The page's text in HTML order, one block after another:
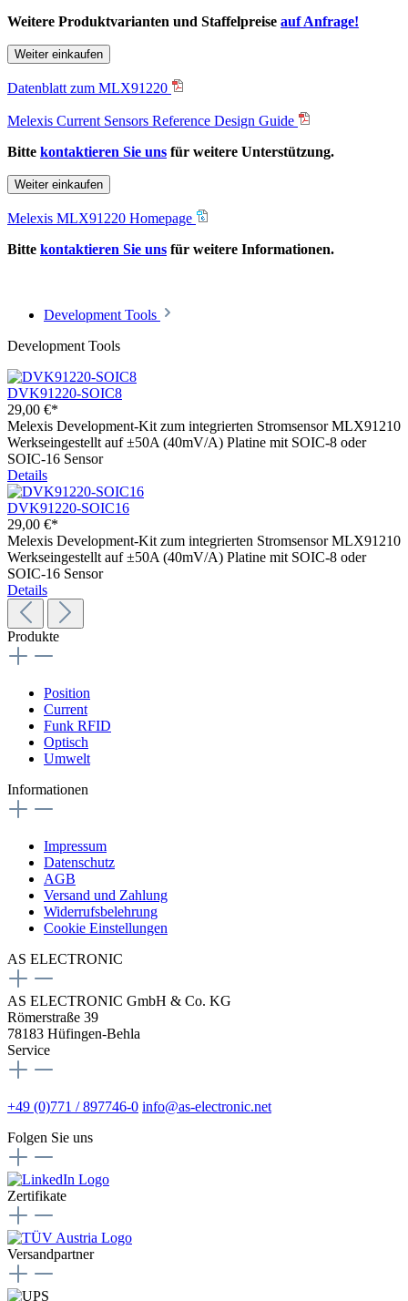
Weitere Produktvarianten und Staffelpreise auf Anfrage!
Weiter einkaufen
Datenblatt zum MLX91220
Melexis Current Sensors Reference Design Guide
Bitte kontaktieren Sie uns für weitere Unterstützung.
Weiter einkaufen
Melexis MLX91220 Homepage
Bitte kontaktieren Sie uns für weitere Informationen.
Development Tools
Development Tools
DVK91220-SOIC8
29,00 €*
Melexis Development-Kit zum integrierten Stromsensor MLX91210
Werkseingestellt auf ±50A (40mV/A) Platine mit SOIC-8 oder
SOIC-16 Sensor
Details
DVK91220-SOIC16
29,00 €*
Melexis Development-Kit zum integrierten Stromsensor MLX91210
Werkseingestellt auf ±50A (40mV/A) Platine mit SOIC-8 oder
SOIC-16 Sensor
Details
Produkte
Position
Current
Funk RFID
Optisch
Umwelt
Informationen
Impressum
Datenschutz
AGB
Versand und Zahlung
Widerrufsbelehrung
Cookie Einstellungen
AS ELECTRONIC
AS ELECTRONIC GmbH & Co. KG
Römerstraße 39
78183 Hüfingen-Behla
Service
+49 (0)771 / 897746-0 info@as-electronic.net
Folgen Sie uns
Zertifikate
Versandpartner